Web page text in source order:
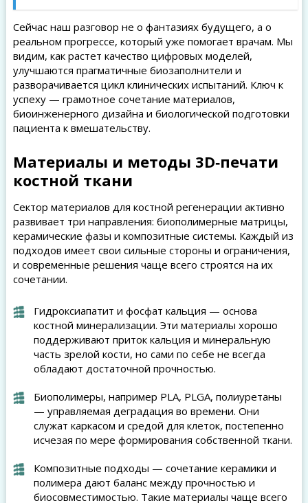
Сейчас наш разговор не о фантазиях будущего, а о
реальном прогрессе, который уже помогает врачам. Мы
видим, как растет качество цифровых моделей,
улучшаются прагматичные биозаполнители и
разворачивается цикл клинических испытаний. Ключ к
успеху — грамотное сочетание материалов,
биоинженерного дизайна и биологической подготовки
пациента к вмешательству.
Материалы и методы 3D‑печати
костной ткани
Сектор материалов для костной регенерации активно
развивает три направления: биополимерные матрицы,
керамические фазы и композитные системы. Каждый из
подходов имеет свои сильные стороны и ограничения,
и современные решения чаще всего строятся на их
сочетании.
Гидроксиапатит и фосфат кальция — основа
костной минерализации. Эти материалы хорошо
поддерживают приток кальция и минеральную
часть зрелой кости, но сами по себе не всегда
обладают достаточной прочностью.
Биополимеры, например PLA, PLGA, полиуретаны
— управляемая деградация во времени. Они
служат каркасом и средой для клеток, постепенно
исчезая по мере формирования собственной ткани.
Композитные подходы — сочетание керамики и
полимера дают баланс между прочностью и
биосовместимостью. Такие материалы чаще всего